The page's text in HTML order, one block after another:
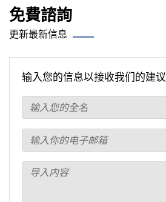
免費諮詢
更新最新信息
输入您的信息以接收我们的建议